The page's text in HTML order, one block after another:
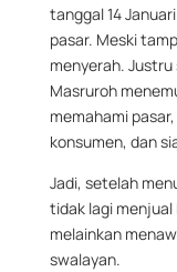
tanggal 14
pasar. Meski
menyerah.
Masruroh
memahami
konsumen, dan
Jadi, setelah
tidak lagi menjual
melainkan
swalayan.